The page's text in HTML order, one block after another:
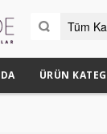
ÜRÜN